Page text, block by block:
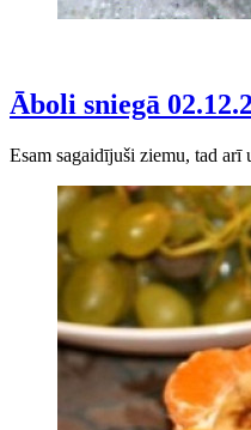
Āboli sniegā
Esam sagaidījuši ziemu, tad arī